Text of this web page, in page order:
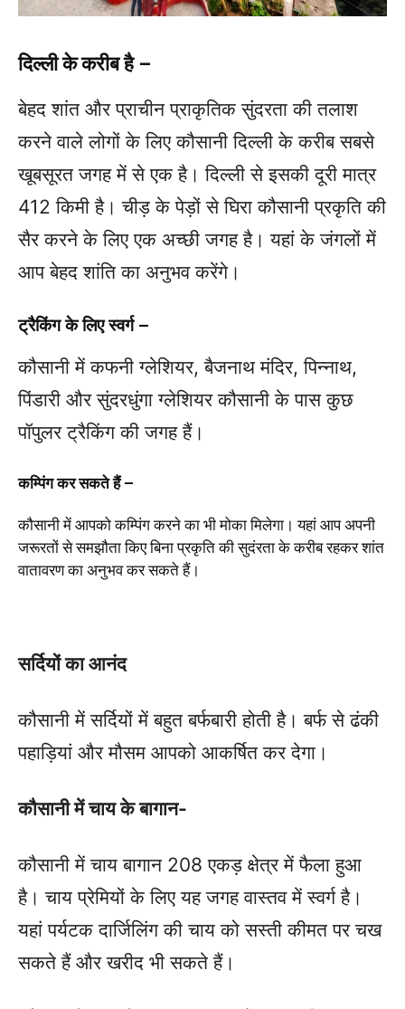
दिल्ली के करीब है –
बेहद शांत और प्राचीन प्राकृतिक सुंदरता की तलाश
करने वाले लोगों के लिए कौसानी दिल्ली के करीब सबसे
खूबसूरत जगह में से एक है। दिल्ली से इसकी दूरी मात्र
412 किमी है। चीड़ के पेड़ों से घिरा कौसानी प्रकृति की
सैर करने के लिए एक अच्छी जगह है। यहां के जंगलों में
आप बेहद शांति का अनुभव करेंगे।
ट्रैकिंग के लिए स्वर्ग –
कौसानी में कफनी ग्लेशियर, बैजनाथ मंदिर, पिन्नाथ,
पिंडारी और सुंदरधुंगा ग्लेशियर कौसानी के पास कुछ
पॉपुलर ट्रैकिंग की जगह हैं।
कम्पिंग कर सकते हैं –
कौसानी में आपको कम्पिंग करने का भी मोका मिलेगा। यहां आप अपनी
जरूरतों से समझौता किए बिना प्रकृति की सुदंरता के करीब रहकर शांत
वातावरण का अनुभव कर सकते हैं।
सर्दियों का आनंद
कौसानी में सर्दियों में बहुत बर्फबारी होती है। बर्फ से ढंकी
पहाड़ियां और मौसम आपको आकर्षित कर देगा।
कौसानी में चाय के बागान-
कौसानी में चाय बागान 208 एकड़ क्षेत्र में फैला हुआ
है। चाय प्रेमियों के लिए यह जगह वास्तव में स्वर्ग है।
यहां पर्यटक दार्जिलिंग की चाय को सस्ती कीमत पर चख
सकते हैं और खरीद भी सकते हैं।